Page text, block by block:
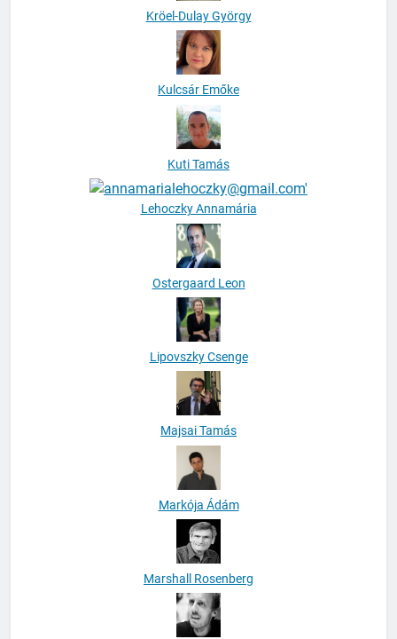
Kröel-Dulay György
Kulcsár Emőke
Kuti Tamás
Lehoczky Annamária
Ostergaard Leon
Lipovszky Csenge
Majsai Tamás
Markója Ádám
Marshall Rosenberg